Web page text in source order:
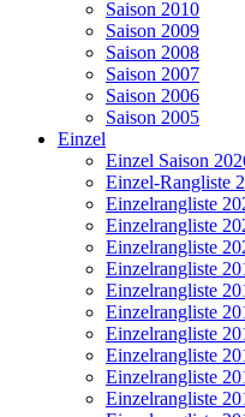
Saison 2010
Saison 2009
Saison 2008
Saison 2007
Saison 2006
Saison 2005
Einzel
Einzel Saison
Einzel-Rangliste
Einzelrangliste
Einzelrangliste
Einzelrangliste
Einzelrangliste
Einzelrangliste
Einzelrangliste
Einzelrangliste
Einzelrangliste
Einzelrangliste
Einzelrangliste